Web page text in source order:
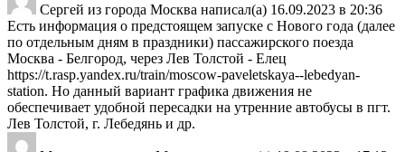
Сергей из города Москва написал(а) 16.09.2023 в 20:36
Есть информация о предстоящем запуске с Нового года (далее
по отдельным дням в праздники) пассажирского поезда
Москва - Белгород, через Лев Толстой - Елец
https://t.rasp.yandex.ru/train/moscow-paveletskaya--lebedyan-
station. Но данный вариант графика движения не
обеспечивает удобной пересадки на утренние автобусы в пгт.
Лев Толстой, г. Лебедянь и др.